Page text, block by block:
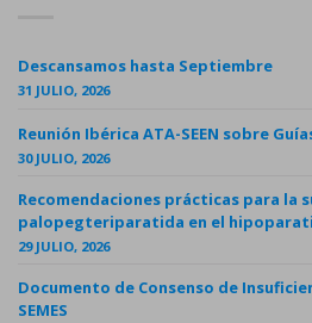
Descansamos hasta Septiembre
31 JULIO, 2026
Reunión Ibérica ATA-SEEN sobre
30 JULIO, 2026
Recomendaciones prácticas para la
palopegteriparatida en el
29 JULIO, 2026
Documento de Consenso de
SEMES